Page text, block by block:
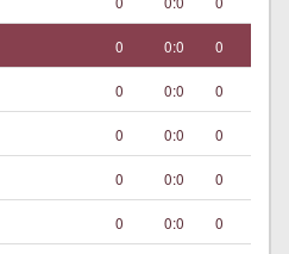
0 0:0 0
0 0:0 0
0 0:0 0
0 0:0 0
0 0:0 0